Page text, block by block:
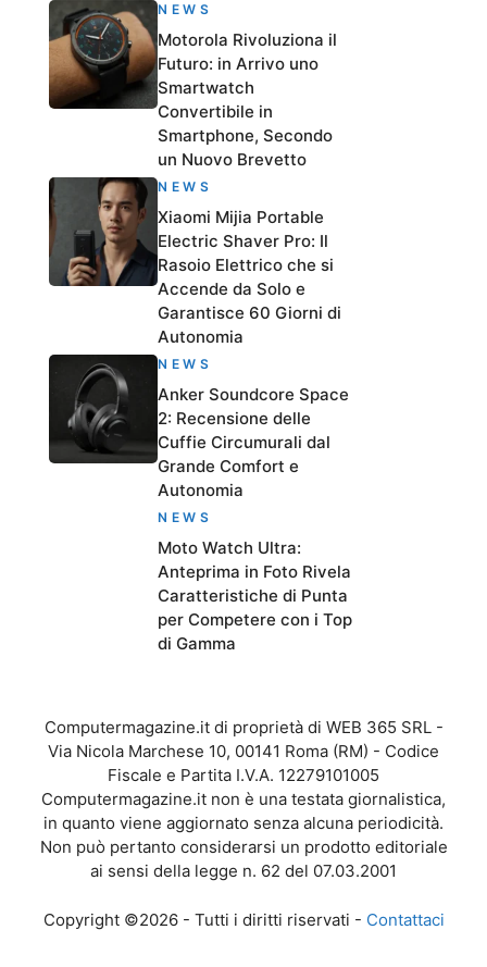
NEWS
Motorola Rivoluziona il
Futuro: in Arrivo uno
Smartwatch
Convertibile in
Smartphone, Secondo
un Nuovo Brevetto
NEWS
Xiaomi Mijia Portable
Electric Shaver Pro: Il
Rasoio Elettrico che si
Accende da Solo e
Garantisce 60 Giorni di
Autonomia
NEWS
Anker Soundcore Space
2: Recensione delle
Cuffie Circumurali dal
Grande Comfort e
Autonomia
NEWS
Moto Watch Ultra:
Anteprima in Foto Rivela
Caratteristiche di Punta
per Competere con i Top
di Gamma
Computermagazine.it di proprietà di WEB 365 SRL -
Via Nicola Marchese 10, 00141 Roma (RM) - Codice
Fiscale e Partita I.V.A. 12279101005
Computermagazine.it non è una testata giornalistica,
in quanto viene aggiornato senza alcuna periodicità.
Non può pertanto considerarsi un prodotto editoriale
ai sensi della legge n. 62 del 07.03.2001
Copyright ©2026 - Tutti i diritti riservati - Contattaci